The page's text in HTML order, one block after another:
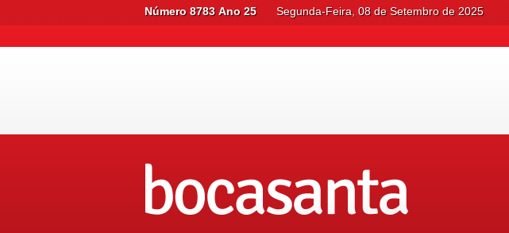
Número 8783 Ano 25 Segunda-Feira, 08 de Setembro de 2025